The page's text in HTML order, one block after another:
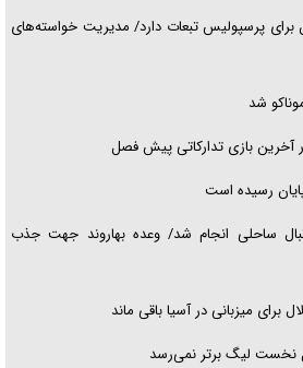
پرسپولیس تبعات دارد/ مدیریت خواسته‌های
شد
آخرین بازی تدارکاتی پیش فصل
پایان رسیده است
ساحلی انجام شد/ وعده بهاروند جهت جذب
برای میزبانی در آسیا باقی ماند
نخست لیگ برتر نمی‌رسد